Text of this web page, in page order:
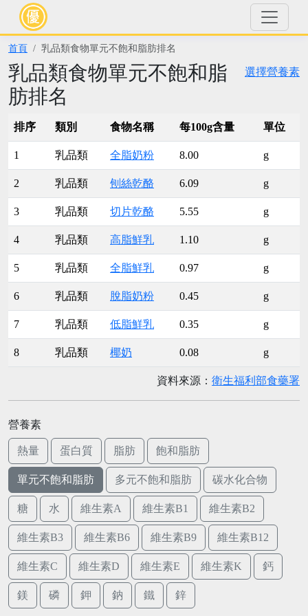
首頁 乳品類食物單元不飽和脂肪排名
選擇營養素
乳品類食物單元不飽和脂
肪排名
排序 類別 食物名稱 每100g含量 單位
1 乳品類 全脂奶粉 8.00 g
2 乳品類 刨絲乾酪 6.09 g
3 乳品類 切片乾酪 5.55 g
4 乳品類 高脂鮮乳 1.10 g
5 乳品類 全脂鮮乳 0.97 g
6 乳品類 脫脂奶粉 0.45 g
7 乳品類 低脂鮮乳 0.35 g
8 乳品類 椰奶 0.08 g
資料來源： 衛生福利部食藥署
營養素
熱量 蛋白質 脂肪 飽和脂肪
單元不飽和脂肪 多元不飽和脂肪 碳水化合物
糖 水 維生素A 維生素B1 維生素B2
維生素B3 維生素B6 維生素B9 維生素B12
維生素C 維生素D 維生素E 維生素K 鈣
鎂 磷 鉀 鈉 鐵 鋅